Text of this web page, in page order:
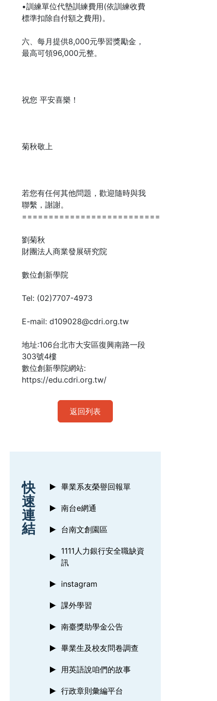
•訓練單位代墊訓練費用(依訓練收費
標準扣除自付額之費用)。
六、每月提供8,000元學習獎勵金，
最高可領96,000元整。
祝您 平安喜樂！
菊秋敬上
若您有任何其他問題，歡迎隨時與我
聯繫，謝謝。
劉菊秋
財團法人商業發展研究院
數位創新學院
Tel: (02)7707-4973
E-mail: d109028@cdri.org.tw
地址:106台北市大安區復興南路一段
303號4樓
數位創新學院網站:
https://edu.cdri.org.tw/
返回列表
:::
快
速
連
結
畢業系友榮譽回報單
南台e網通
台南文創園區
1111人力銀行安全職缺資
訊
instagram
課外學習
南臺獎助學金公告
畢業生及校友問卷調查
用英語說咱們的故事
行政章則彙編平台